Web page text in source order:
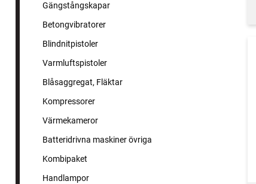
Gängstångskapar
Betongvibratorer
Blindnitpistoler
Varmluftspistoler
Blåsaggregat, Fläktar
Kompressorer
Värmekameror
Batteridrivna maskiner övriga
Kombipaket
Handlampor